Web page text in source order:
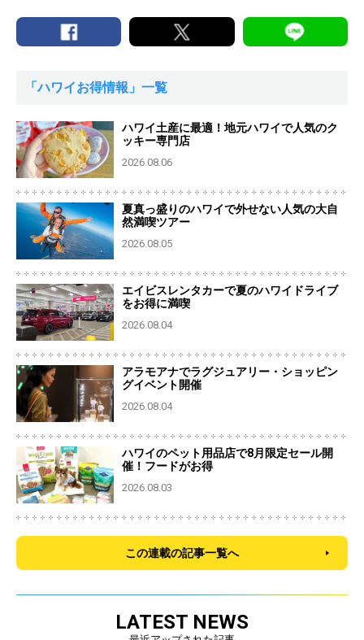
「ハワイお得情報」一覧
ハワイ土産に最適！地元ハワイで人気のク
ッキー専門店
2026.08.06
夏真っ盛りのハワイで外せない人気の大自
然満喫ツアー
2026.08.05
エイビスレンタカーで夏のハワイドライブ
をお得に満喫
2026.08.04
アラモアナでラグジュアリー・ショッピン
グイベント開催
2026.08.04
ハワイのペット用品店で8月限定セール開
催！フードがお得
2026.08.03
この連載の記事一覧へ
LATEST NEWS